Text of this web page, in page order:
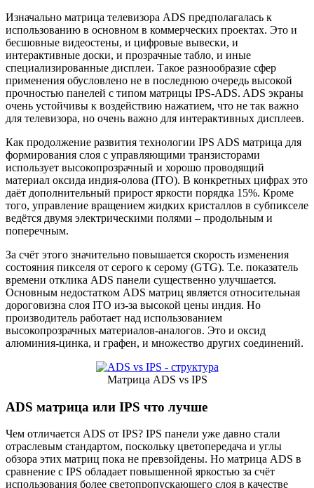
Изначально матрица телевизора ADS предполагалась к
использованию в основном в коммерческих проектах. Это и
бесшовные видеостены, и цифровые вывески, и
интерактивные доски, и прозрачные табло, и иные
специализированные дисплеи. Такое разнообразие сфер
применения обусловлено не в последнюю очередь высокой
прочностью панелей с типом матрицы IPS-ADS. ADS экраны
очень устойчивы к воздействию нажатием, что не так важно
для телевизора, но очень важно для интерактивных дисплеев.
Как продолжение развития технологии IPS ADS матрица для
формирования слоя с управляющими транзисторами
использует высокопрозрачный и хорошо проводящий
материал оксида индия-олова (ITO). В конкретных цифрах это
даёт дополнительный прирост яркости порядка 15%. Кроме
того, управление вращением жидких кристаллов в субпикселе
ведётся двумя электрическими полями – продольным и
поперечным.
За счёт этого значительно повышается скорость изменения
состояния пикселя от серого к серому (GTG). Т.е. показатель
времени отклика ADS панели существенно улучшается.
Основным недостатком ADS матриц является относительная
дороговизна слоя ITO из-за высокой цены индия. Но
производитель работает над использованием
высокопрозрачных материалов-аналогов. Это и оксид
алюминия-цинка, и графен, и множество других соединений.
Матрица ADS vs IPS
ADS матрица или IPS что лучше
Чем отличается ADS от IPS? IPS панели уже давно стали
отраслевым стандартом, поскольку цветопередача и углы
обзора этих матриц пока не превзойдены. Но матрица ADS в
сравнение с IPS обладает повышенной яркостью за счёт
использования более светопропускающего слоя в качестве